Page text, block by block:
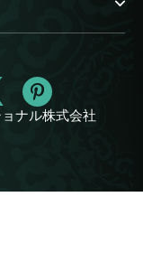
ナル株式会社